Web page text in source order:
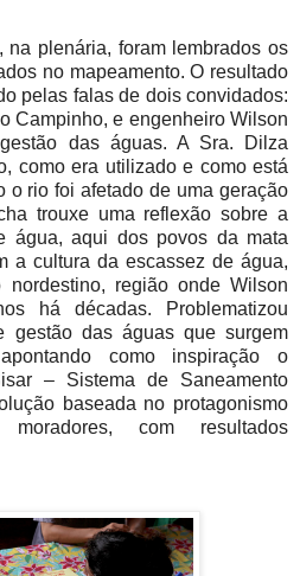
plenária, foram lembrados os
no mapeamento. O resultado
pelas falas de dois convidados:
Campinho, e engenheiro Wilson
das águas. A Sra. Dilza
como era utilizado e como está
o rio foi afetado de uma geração
trouxe uma reflexão sobre a
água, aqui dos povos da mata
a cultura da escassez de água,
região onde Wilson
há décadas. Problematizou
gestão das águas que surgem
como inspiração o
– Sistema de Saneamento
baseada no protagonismo
com resultados